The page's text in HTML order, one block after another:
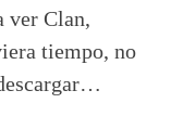
ver Clan,
tiempo, no